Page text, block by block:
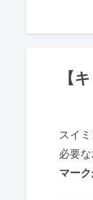
【
スイ
必要
マー